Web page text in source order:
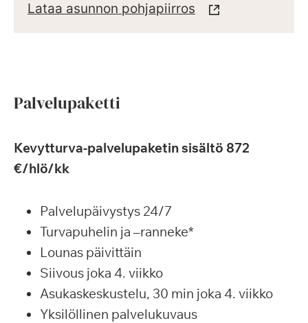
Lataa asunnon pohjapiirros
Palvelupaketti
Kevytturva-palvelupaketin sisältö 872
€/hlö/kk
Palvelupäivystys 24/7
Turvapuhelin ja –ranneke*
Lounas päivittäin
Siivous joka 4. viikko
Asukaskeskustelu, 30 min joka 4. viikko
Yksilöllinen palvelukuvaus